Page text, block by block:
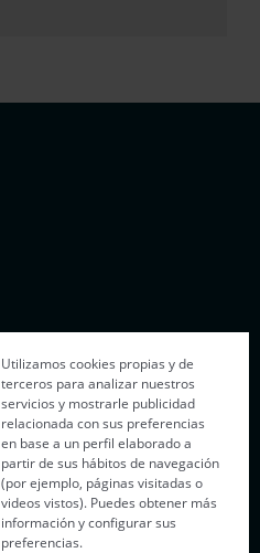
Utilizamos cookies propias y de
terceros para analizar nuestros
servicios y mostrarle publicidad
relacionada con sus preferencias
en base a un perfil elaborado a
partir de sus hábitos de navegación
(por ejemplo, páginas visitadas o
videos vistos). Puedes obtener más
información y configurar sus
preferencias.